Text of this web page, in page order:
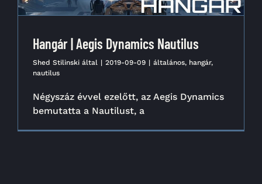
Hangár | Aegis Dynamics Nautilus
Shed Stilinski által | 2019-09-09 | általános, hangár,
nautilus
Négyszáz évvel ezelőtt, az Aegis Dynamics
bemutatta a Nautilust, a